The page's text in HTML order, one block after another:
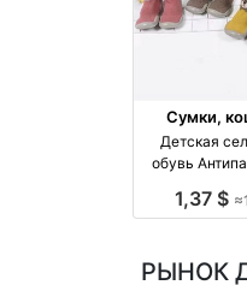
Сумки,
Детская
обувь
1,37 $
РЫНОК